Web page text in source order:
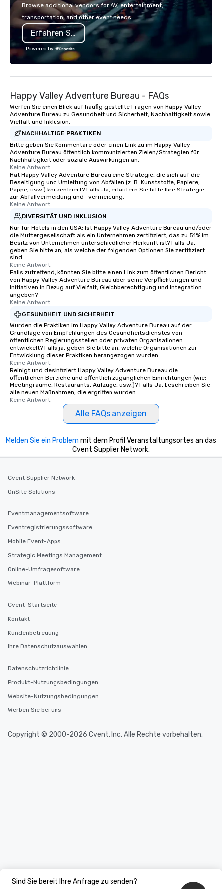
event creates lasting impact.
communication, and
partnerships. Our goal is simple:
for our clients and
Browse additional vendors for AV, entertainment,
transportation, and other event needs.
Erfahren Sie mehr
Powered by
Happy Valley Adventure Bureau - FAQs
Werfen Sie einen Blick auf häufig gestellte Fragen von Happy Valley
Adventure Bureau zu Gesundheit und Sicherheit, Nachhaltigkeit sowie
Vielfalt und Inklusion.
NACHHALTIGE PRAKTIKEN
Bitte geben Sie Kommentare oder einen Link zu im Happy Valley
Adventure Bureau öffentlich kommunizierten Zielen/Strategien für
Nachhaltigkeit oder soziale Auswirkungen an.
Keine Antwort.
Hat Happy Valley Adventure Bureau eine Strategie, die sich auf die
Beseitigung und Umleitung von Abfällen (z. B. Kunststoffe, Papiere,
Pappe, usw.) konzentriert? Falls Ja, erläutern Sie bitte Ihre Strategie
zur Abfallvermeidung und -vermeidung.
Keine Antwort.
DIVERSITÄT UND INKLUSION
Nur für Hotels in den USA: Ist Happy Valley Adventure Bureau und/oder
die Muttergesellschaft als ein Unternehmen zertifiziert, das zu 51% im
Besitz von Unternehmen unterschiedlicher Herkunft ist? Falls Ja,
geben Sie bitte an, als welche der folgenden Optionen Sie zertifiziert
sind:
Keine Antwort.
Falls zutreffend, könnten Sie bitte einen Link zum öffentlichen Bericht
von Happy Valley Adventure Bureau über seine Verpflichtungen und
Initiativen in Bezug auf Vielfalt, Gleichberechtigung und Integration
angeben?
Keine Antwort.
GESUNDHEIT UND SICHERHEIT
Wurden die Praktiken im Happy Valley Adventure Bureau auf der
Grundlage von Empfehlungen des Gesundheitsdienstes von
öffentlichen Regierungsstellen oder privaten Organisationen
entwickelt? Falls ja, geben Sie bitte an, welche Organisationen zur
Entwicklung dieser Praktiken herangezogen wurden:
Keine Antwort.
Reinigt und desinfiziert Happy Valley Adventure Bureau die
öffentlichen Bereiche und öffentlich zugänglichen Einrichtungen (wie:
Meetingräume, Restaurants, Aufzüge, usw.)? Falls Ja, beschreiben Sie
alle neuen Maßnahmen, die ergriffen wurden.
Keine Antwort.
Alle FAQs anzeigen
Sind Sie bereit Ihre Anfrage zu senden?
Melden Sie ein Problem mit dem Profil Veranstaltungsortes an das
Cvent Supplier Network.
Cvent Supplier Network
OnSite Solutions
Eventmanagementsoftware
Eventregistrierungssoftware
Mobile Event-Apps
Strategic Meetings Management
Online-Umfragesoftware
Webinar-Plattform
Cvent-Startseite
Kontakt
Kundenbetreuung
Ihre Datenschutzauswahlen
Datenschutzrichtlinie
Produkt-Nutzungsbedingungen
Website-Nutzungsbedingungen
Werben Sie bei uns
Copyright © 2000-2026 Cvent, Inc. Alle Rechte vorbehalten.